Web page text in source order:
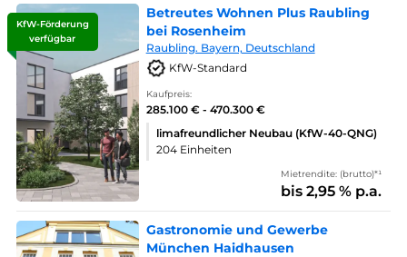
KfW-Förderung
verfügbar
Betreutes Wohnen Plus Raubling
bei Rosenheim
Raubling. Bayern, Deutschland
KfW-Standard
Kaufpreis:
285.100 € - 470.300 €
limafreundlicher Neubau (KfW-40-QNG)
204 Einheiten
Mietrendite: (brutto)*¹
bis 2,95 % p.a.
Gastronomie und Gewerbe
München Haidhausen